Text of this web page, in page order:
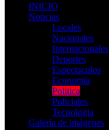
INICIO
Noticias
Locales
Nacionales
Internacionales
Deportes
Espectaculos
Economia
Politica
Policiales
Tecnologia
Galería de imágenes